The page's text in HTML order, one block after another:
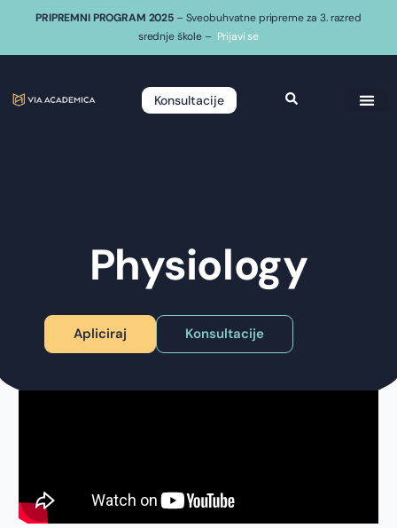
PRIPREMNI PROGRAM 2025 – Sveobuhvatne pripreme za 3. razred
srednje škole – Prijavi se
Konsultacije
Physiology
Apliciraj Konsultacije